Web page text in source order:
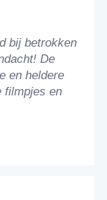
bij betrokken
De
en heldere
filmpjes en